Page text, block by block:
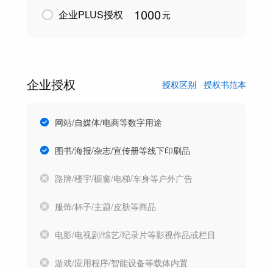
企业PLUS授权 1000元
企业授权 授权区别 授权书范本
网站/自媒体/电商等数字用途
图书/海报/杂志/宣传册等线下印刷品
路牌/楼宇/橱窗/电梯/车身等户外广告
服饰/杯子/主题/皮肤等商品
电影/电视剧/综艺/纪录片等影视作品或栏目
游戏/应用程序/智能设备等载体内置